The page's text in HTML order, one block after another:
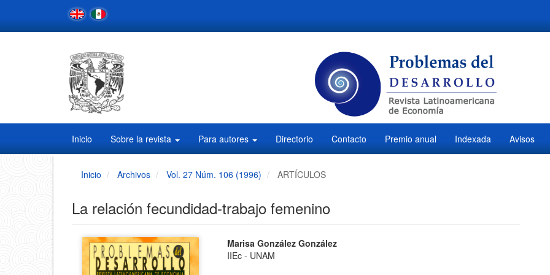
Contenido
Inicio Sobre la revista Para autores Directorio Contacto Premio anual Indexada Avisos
Inicio Archivos Vol. 27 Núm. 106 (1996) ARTÍCULOS
La relación fecundidad-trabajo femenino
Barra
Contenido
Marisa González González
IIEc - UNAM